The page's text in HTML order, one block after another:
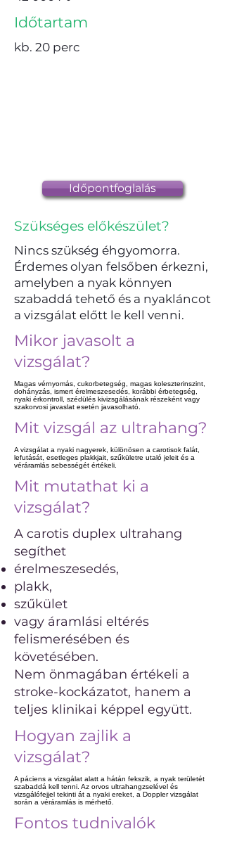
Időtartam
kb. 20 perc
Időpontfoglalás
Szükséges előkészület?
Nincs szükség éhgyomorra.
Érdemes olyan felsőben érkezni,
amelyben a nyak könnyen
szabaddá tehető és a nyakláncot
a vizsgálat előtt le kell venni.
Mikor javasolt a
vizsgálat?
Magas vérnyomás, cukorbetegség, magas koleszterinszint,
dohányzás, ismert érelmeszesedés, korábbi érbetegség,
nyaki érkontroll, szédülés kivizsgálásának részeként vagy
szakorvosi javaslat esetén javasolható.
Mit vizsgál az ultrahang?
A vizsgálat a nyaki nagyerek, különösen a carotisok falát,
lefutását, esetleges plakkjait, szűkületre utaló jeleit és a
véráramlás sebességét értékeli.
Mit mutathat ki a
vizsgálat?
A carotis duplex ultrahang
segíthet
érelmeszesedés,
plakk,
szűkület
vagy áramlási eltérés
felismerésében és
követésében.
Nem önmagában értékeli a
stroke-kockázatot, hanem a
teljes klinikai képpel együtt.
Hogyan zajlik a
vizsgálat?
A páciens a vizsgálat alatt a hátán fekszik, a nyak területét
szabaddá kell tenni. Az orvos ultrahangzselével és
vizsgálófejjel tekinti át a nyaki ereket, a Doppler vizsgálat
során a véráramlás is mérhető.
Fontos tudnivalók